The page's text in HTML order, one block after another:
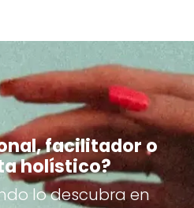
facilitador o
holístico?
lo descubra en